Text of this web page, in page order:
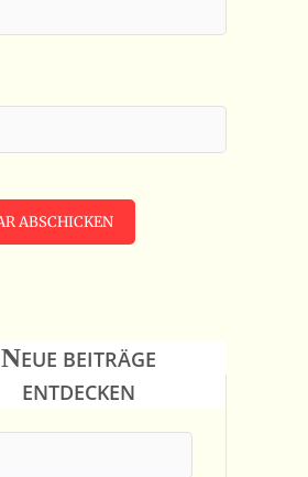
NEUE BEITRÄGE
ENTDECKEN